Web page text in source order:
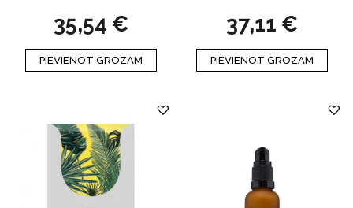
35,54 €
PIEVIENOT GROZAM
37,11 €
PIEVIENOT GROZAM